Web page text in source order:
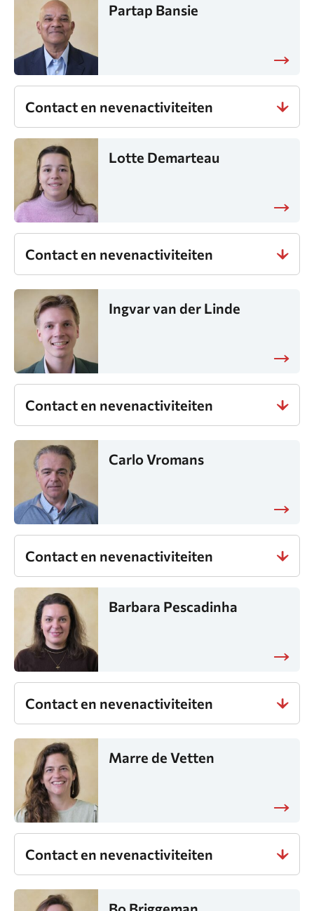
Partap Bansie
Contact en nevenactiviteiten
Lotte Demarteau
Contact en nevenactiviteiten
Ingvar van der Linde
Contact en nevenactiviteiten
Carlo Vromans
Contact en nevenactiviteiten
Barbara Pescadinha
Contact en nevenactiviteiten
Marre de Vetten
Contact en nevenactiviteiten